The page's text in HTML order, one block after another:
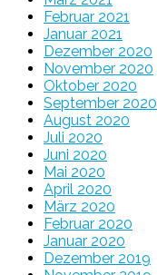
Februar 2021
Januar 2021
Dezember 2020
November 2020
Oktober 2020
September 2020
August 2020
Juli 2020
Juni 2020
Mai 2020
April 2020
März 2020
Februar 2020
Januar 2020
Dezember 2019